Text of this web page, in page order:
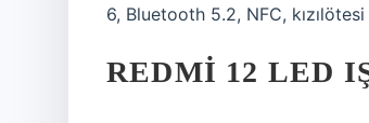
6, Bluetooth 5.2, NFC,
REDMI 12 LED